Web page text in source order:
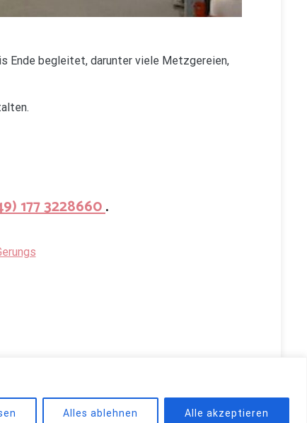
Alles ablehnen Alle akzeptieren
Ende begleitet, darunter viele Metzgereien,
177 3228660.